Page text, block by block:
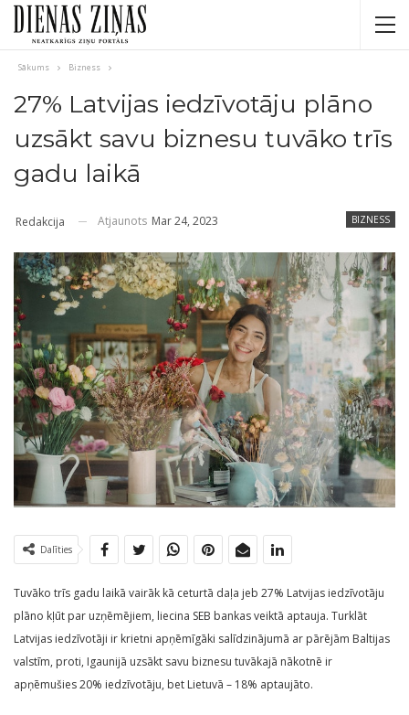
Sākums Bizness
27% Latvijas iedzīvotāju plāno
uzsākt savu biznesu tuvāko trīs
gadu laikā
BIZNESS
Redakcija Atjaunots Mar 24, 2023
Dalīties
Tuvāko trīs gadu laikā vairāk kā ceturtā daļa jeb 27% Latvijas iedzīvotāju
plāno kļūt par uzņēmējiem, liecina SEB bankas veiktā aptauja. Turklāt
Latvijas iedzīvotāji ir krietni apņēmīgāki salīdzinājumā ar pārējām Baltijas
valstīm, proti, Igaunijā uzsākt savu biznesu tuvākajā nākotnē ir
apņēmušies 20% iedzīvotāju, bet Lietuvā – 18% aptaujāto.